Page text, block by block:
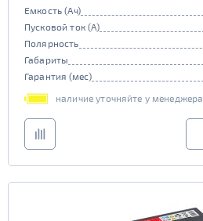
Емкость (Ач)
Пусковой ток (А)
Полярность
Габариты
Гарантия (мес)
наличие уточняйте у менеджера